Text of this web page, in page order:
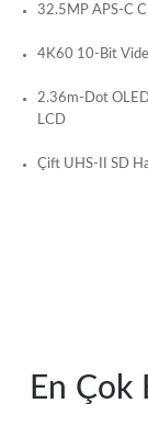
32.5MP APS-C
4K60 10-Bit
2.36m-Dot
LCD
Çift UHS-II SD
En Çok